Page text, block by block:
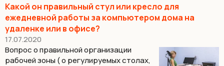
Какой он правильный стул или кресло для
ежедневной работы за компьютером дома на
удаленке или в офисе?
17.07.2020
Вопрос о правильной организации
рабочей зоны ( о регулируемых столах,